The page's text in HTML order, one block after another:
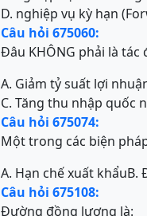
D. nghiệp vụ kỳ hạn
Câu hỏi 675060:
Đâu KHÔNG phải là tác
A. Giảm tỷ suất lợi
C. Tăng thu nhập quốc
Câu hỏi 675074:
Một trong các biện
A. Hạn chế xuất khẩuB.
Câu hỏi 675108:
Đường đồng lượng là: